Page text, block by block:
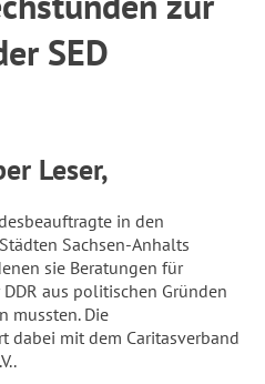
SED
Leser,
in den
Sachsen-Anhalts
sie Beratungen für
aus politischen Gründen
mussten. Die
dabei mit dem Caritasverband